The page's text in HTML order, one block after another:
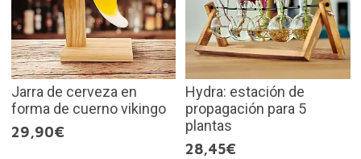
Jarra de cerveza en
forma de cuerno vikingo
29,90€
Hydra: estación de
propagación para 5
plantas
28,45€